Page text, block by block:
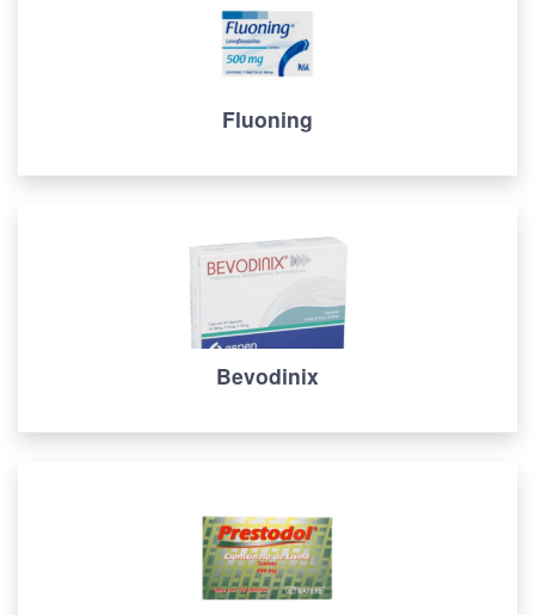
Fluoning
Bevodinix